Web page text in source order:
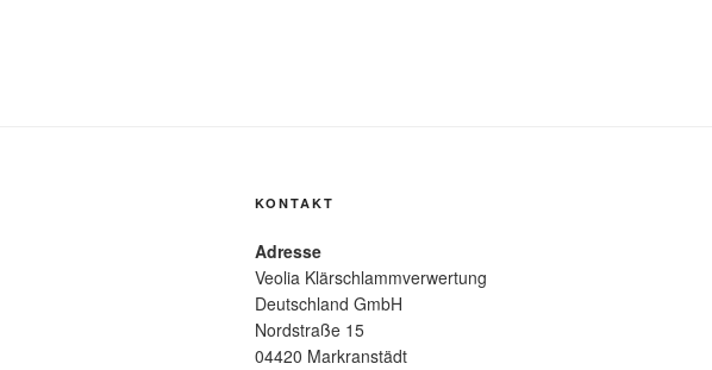
KONTAKT
Adresse
Veolia Klärschlammverwertung
Deutschland GmbH
Nordstraße 15
04420 Markranstädt